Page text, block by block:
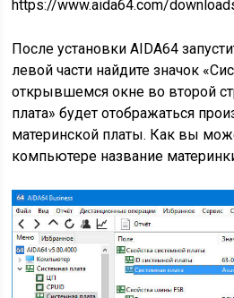
https://www.aida64.com/
После установки AIDA64
левой части найдите значок
открывшемся окне во второй
плата» будет отображаться
материнской платы. Как вы
компьютере название